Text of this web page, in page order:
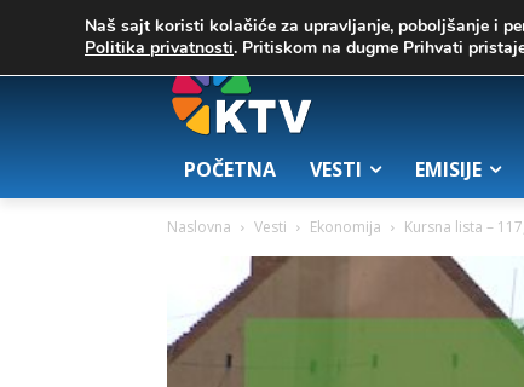
25.7 Zrenjanin 02. август 2026.
POČETNA VESTI EMISIJE
Naslovna Vesti Ekonomija Kursna lista –
Naš sajt koristi kolačiće za upravljanje, poboljšanje i
Politika privatnosti. Pritiskom na dugme Prihvati